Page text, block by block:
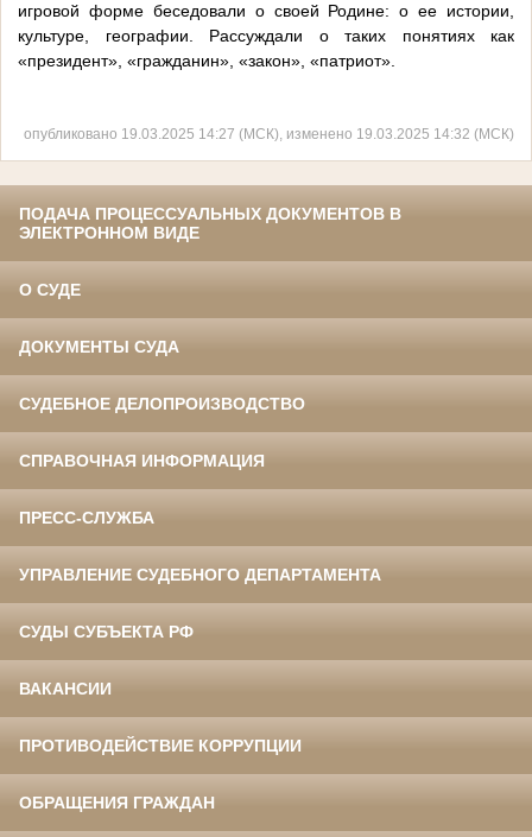
игровой форме беседовали о своей Родине: о ее истории,
культуре, географии. Рассуждали о таких понятиях как
«президент», «гражданин», «закон», «патриот».
опубликовано 19.03.2025 14:27 (МСК), изменено 19.03.2025 14:32 (МСК)
ПОДАЧА ПРОЦЕССУАЛЬНЫХ ДОКУМЕНТОВ В
ЭЛЕКТРОННОМ ВИДЕ
О СУДЕ
ДОКУМЕНТЫ СУДА
СУДЕБНОЕ ДЕЛОПРОИЗВОДСТВО
СПРАВОЧНАЯ ИНФОРМАЦИЯ
ПРЕСС-СЛУЖБА
УПРАВЛЕНИЕ СУДЕБНОГО ДЕПАРТАМЕНТА
СУДЫ СУБЪЕКТА РФ
ВАКАНСИИ
ПРОТИВОДЕЙСТВИЕ КОРРУПЦИИ
ОБРАЩЕНИЯ ГРАЖДАН